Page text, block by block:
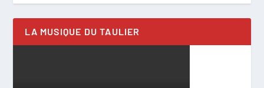
LA MUSIQUE DU TAULIER